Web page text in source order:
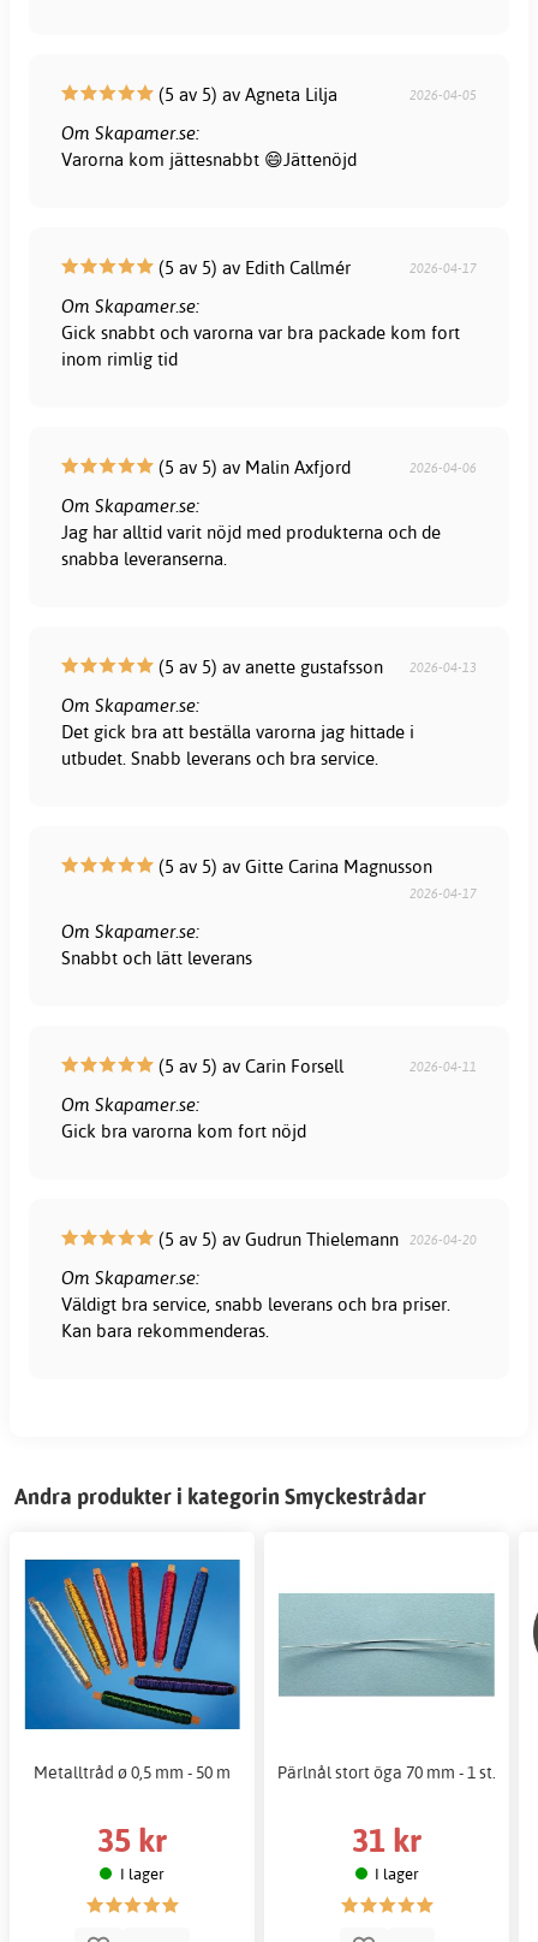
(5 av 5) av Agneta Lilja 2026-04-05
Om Skapamer.se:
Varorna kom jättesnabbt 😄Jättenöjd
(5 av 5) av Edith Callmér 2026-04-17
Om Skapamer.se:
Gick snabbt och varorna var bra packade kom fort
inom rimlig tid
(5 av 5) av Malin Axfjord 2026-04-06
Om Skapamer.se:
Jag har alltid varit nöjd med produkterna och de
snabba leveranserna.
(5 av 5) av anette gustafsson 2026-04-13
Om Skapamer.se:
Det gick bra att beställa varorna jag hittade i
utbudet. Snabb leverans och bra service.
(5 av 5) av Gitte Carina Magnusson
2026-04-17
Om Skapamer.se:
Snabbt och lätt leverans
(5 av 5) av Carin Forsell 2026-04-11
Om Skapamer.se:
Gick bra varorna kom fort nöjd
(5 av 5) av Gudrun Thielemann 2026-04-20
Om Skapamer.se:
Väldigt bra service, snabb leverans och bra priser.
Kan bara rekommenderas.
Andra produkter i kategorin Smyckestrådar
Metalltråd ø 0,5 mm - 50 m
35 kr
I lager
Pärlnål stort öga 70 mm - 1 st.
31 kr
I lager